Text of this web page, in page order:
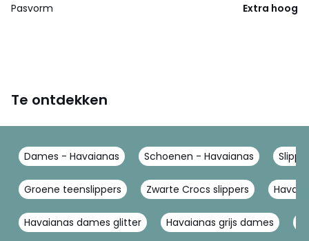
Pasvorm Extra hoog
Te ontdekken
Dames - Havaianas Schoenen - Havaianas
Groene teenslippers Zwarte Crocs slippers
Havaianas dames glitter Havaianas grijs dames